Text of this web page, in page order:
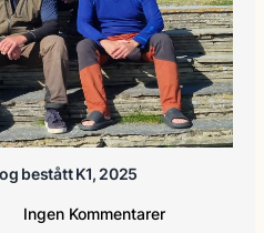
bestått K1, 2025
Ingen Kommentarer